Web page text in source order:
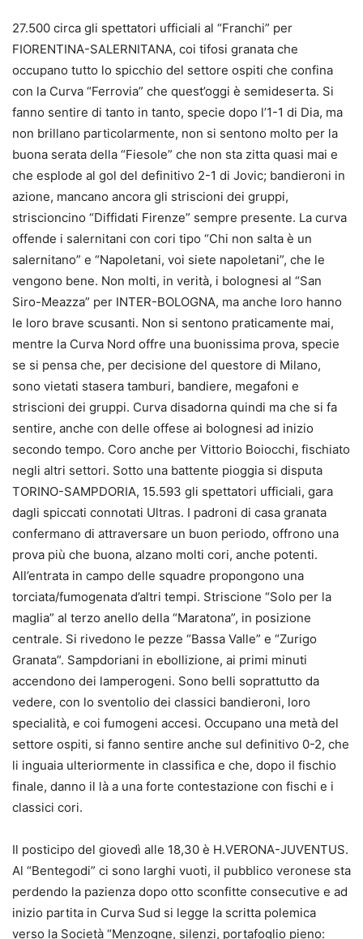
27.500 circa gli spettatori ufficiali al “Franchi” per
FIORENTINA-SALERNITANA, coi tifosi granata che
occupano tutto lo spicchio del settore ospiti che confina
con la Curva “Ferrovia” che quest’oggi è semideserta. Si
fanno sentire di tanto in tanto, specie dopo l’1-1 di Dia, ma
non brillano particolarmente, non si sentono molto per la
buona serata della “Fiesole” che non sta zitta quasi mai e
che esplode al gol del definitivo 2-1 di Jovic; bandieroni in
azione, mancano ancora gli striscioni dei gruppi,
striscioncino “Diffidati Firenze” sempre presente. La curva
offende i salernitani con cori tipo “Chi non salta è un
salernitano” e “Napoletani, voi siete napoletani”, che le
vengono bene. Non molti, in verità, i bolognesi al “San
Siro-Meazza” per INTER-BOLOGNA, ma anche loro hanno
le loro brave scusanti. Non si sentono praticamente mai,
mentre la Curva Nord offre una buonissima prova, specie
se si pensa che, per decisione del questore di Milano,
sono vietati stasera tamburi, bandiere, megafoni e
striscioni dei gruppi. Curva disadorna quindi ma che si fa
sentire, anche con delle offese ai bolognesi ad inizio
secondo tempo. Coro anche per Vittorio Boiocchi, fischiato
negli altri settori. Sotto una battente pioggia si disputa
TORINO-SAMPDORIA, 15.593 gli spettatori ufficiali, gara
dagli spiccati connotati Ultras. I padroni di casa granata
confermano di attraversare un buon periodo, offrono una
prova più che buona, alzano molti cori, anche potenti.
All’entrata in campo delle squadre propongono una
torciata/fumogenata d’altri tempi. Striscione “Solo per la
maglia” al terzo anello della “Maratona”, in posizione
centrale. Si rivedono le pezze “Bassa Valle” e “Zurigo
Granata”. Sampdoriani in ebollizione, ai primi minuti
accendono dei lamperogeni. Sono belli soprattutto da
vedere, con lo sventolio dei classici bandieroni, loro
specialità, e coi fumogeni accesi. Occupano una metà del
settore ospiti, si fanno sentire anche sul definitivo 0-2, che
li inguaia ulteriormente in classifica e che, dopo il fischio
finale, danno il là a una forte contestazione con fischi e i
classici cori.
Il posticipo del giovedì alle 18,30 è H.VERONA-JUVENTUS.
Al “Bentegodi” ci sono larghi vuoti, il pubblico veronese sta
perdendo la pazienza dopo otto sconfitte consecutive e ad
inizio partita in Curva Sud si legge la scritta polemica
verso la Società “Menzogne, silenzi, portafoglio pieno: